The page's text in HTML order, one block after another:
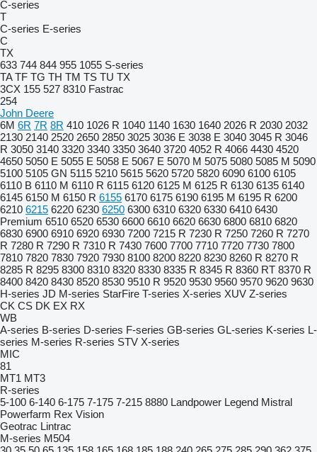
C-series
T
C-series E-series
C
TX
633 744 844 955 1055 S-series
TA TF TG TH TM TS TU TX
3CX 155 527 8310 Fastrac
254
John Deere
6M 6R 7R 8R 410 1026 R 1040 1140 1630 1640 2026 R 2030 2032
2130 2140 2520 2650 2850 3025 3036 E 3038 E 3040 3045 R 3046
R 3050 3140 3320 3340 3350 3640 3720 4052 R 4066 4430 4520
4650 5050 E 5055 E 5058 E 5067 E 5070 M 5075 5080 5085 M 5090
5100 5105 GN 5115 5210 5615 5620 5720 5820 6090 6100 6105
6110 B 6110 M 6110 R 6115 6120 6125 M 6125 R 6130 6135 6140
6145 6150 M 6150 R 6155 6170 6175 6190 6195 M 6195 R 6200
6210 6215 6220 6230 6250 6300 6310 6320 6330 6410 6430
Premium 6510 6520 6530 6600 6610 6620 6630 6800 6810 6820
6830 6900 6910 6920 6930 7200 7215 R 7230 R 7250 7260 R 7270
R 7280 R 7290 R 7310 R 7430 7600 7700 7710 7720 7730 7800
7810 7820 7830 7920 7930 8100 8200 8220 8230 8260 R 8270 R
8285 R 8295 8300 8310 8320 8330 8335 R 8345 R 8360 RT 8370 R
8400 8420 8430 8520 8530 9510 R 9520 9530 9560 9570 9620 9630
H-series JD M-series StarFire T-series X-series XUV Z-series
CK CS DK EX RX
WB
A-series B-series D-series F-series GB-series GL-series K-series L-
series M-series R-series STV X-series
MIC
81
MT1 MT3
R-series
5-100 6-140 6-175 7-175 7-215 8880 Landpower Legend Mistral
Powerfarm Rex Vision
Geotrac Lintrac
M-series M504